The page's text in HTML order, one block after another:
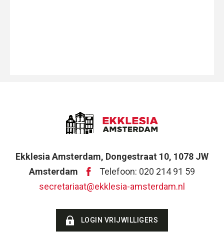
Ekklesia Amsterdam, Dongestraat 10, 1078 JW
Amsterdam
Telefoon: 020 214 91 59
secretariaat@ekklesia-amsterdam.nl
LOGIN VRIJWILLIGERS